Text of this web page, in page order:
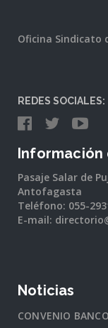
Oficina Sindicato
REDES SOCIALES:
Información
Pasaje Salar de
Antofagasta
Teléfono: 055-
E-mail:
Noticias
CONVENIO